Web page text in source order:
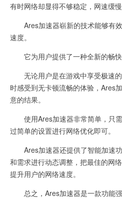
有时网络却显得不够稳定，网速缓
Ares加速器崭新的技术能够有
速度。
它为用户提供了一种全新的畅快
无论用户是在游戏中享受极速的
时感受到无卡顿流畅的体验，Ares
意的结果。
使用Ares加速器非常简单，只需
过简单的设置进行网络优化即可。
Ares加速器还提供了智能加速
和需求进行动态调整，把最佳的网
提升用户的网络速度。
总之，Ares加速器是一款功能